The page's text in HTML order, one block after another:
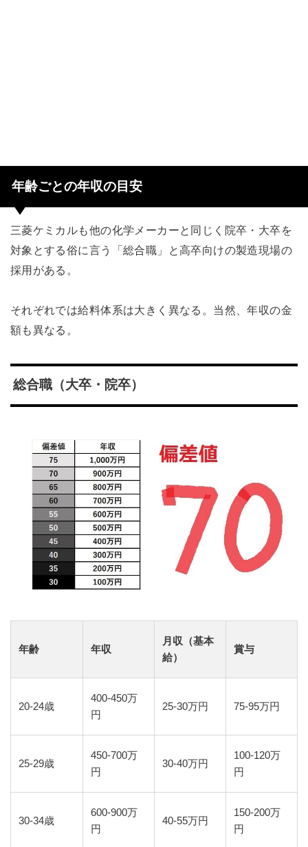
年齢ごとの年収の目安
三菱ケミカルも他の化学メーカーと同じく院卒・大卒を
対象とする俗に言う「総合職」と高卒向けの製造現場の
採用がある。
それぞれでは給料体系は大きく異なる。当然、年収の金
額も異なる。
総合職（大卒・院卒）
年齢 年収
月収（基本
給）
賞与
20-24歳
400-450万
円
25-30万円 75-95万円
25-29歳
450-700万
円
30-40万円
100-120万
円
30-34歳
600-900万
円
40-55万円
150-200万
円